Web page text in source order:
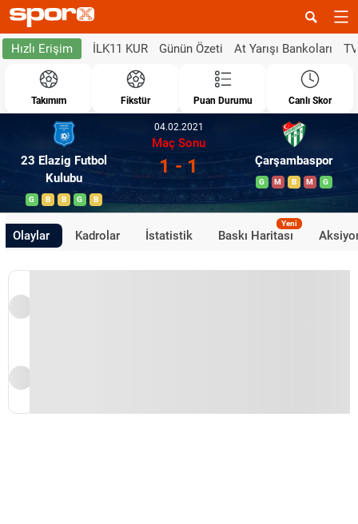
Hızlı Erişim İLK11 KUR Günün Özeti At Yarışı Bankoları
Takımım Fikstür Puan Durumu Canlı Skor
23 Elazig Futbol
Kulubu
G B B G B
04.02.2021
Maç Sonu
1 - 1 Çarşambaspor
G M B M G
Olaylar Kadrolar İstatistik Baskı Haritası
Yeni